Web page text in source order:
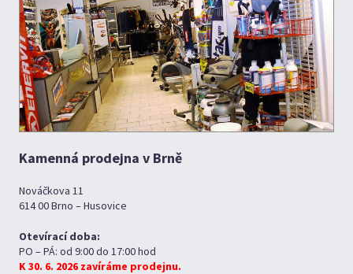
Kamenná prodejna v Brně
Nováčkova 11
614 00 Brno – Husovice
Otevírací doba:
PO – PÁ: od 9:00 do 17:00 hod
K 30. 6. 2026 zavíráme prodejnu.